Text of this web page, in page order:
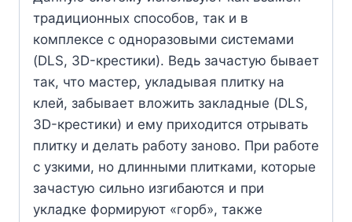
традиционных способов, так и в
комплексе с одноразовыми системами
(DLS, 3D-крестики). Ведь зачастую бывает
так, что мастер, укладывая плитку на
клей, забывает вложить закладные (DLS,
3D-крестики) и ему приходится отрывать
плитку и делать работу заново. При работе
с узкими, но длинными плитками, которые
зачастую сильно изгибаются и при
укладке формируют «горб», также